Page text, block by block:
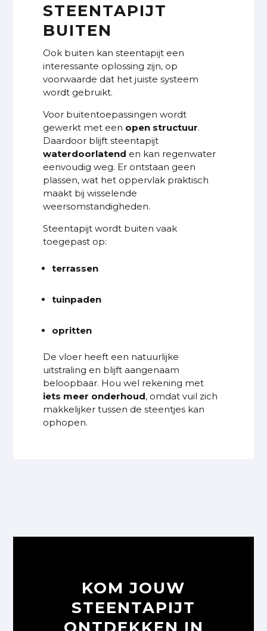
STEENTAPIJT
BUITEN
Ook buiten kan steentapijt een
interessante oplossing zijn, op
voorwaarde dat het juiste systeem
wordt gebruikt.
Voor buitentoepassingen wordt
gewerkt met een open structuur.
Daardoor blijft steentapijt
waterdoorlatend en kan regenwater
eenvoudig weg. Er ontstaan geen
plassen, wat het oppervlak praktisch
maakt bij wisselende
weersomstandigheden.
Steentapijt wordt buiten vaak
toegepast op:
terrassen
tuinpaden
opritten
De vloer heeft een natuurlijke
uitstraling en blijft aangenaam
beloopbaar. Hou wel rekening met
iets meer onderhoud, omdat vuil zich
makkelijker tussen de steentjes kan
ophopen.
KOM JOUW
STEENTAPIJT
ONTDEKKEN IN